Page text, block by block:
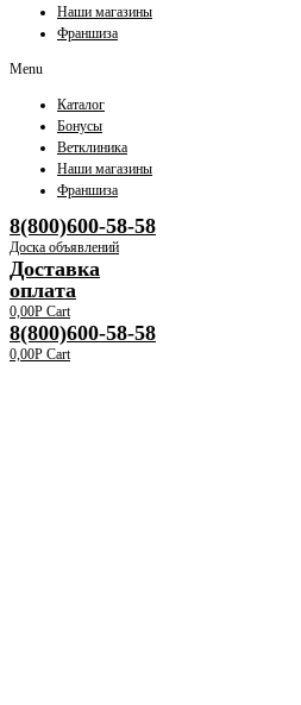
Наши магазины
Франшиза
Menu
Каталог
Бонусы
Ветклиника
Наши магазины
Франшиза
8(800)600-58-58
Доска объявлений
Доставка
оплата
0,00Р Cart
8(800)600-58-58
0,00Р Cart